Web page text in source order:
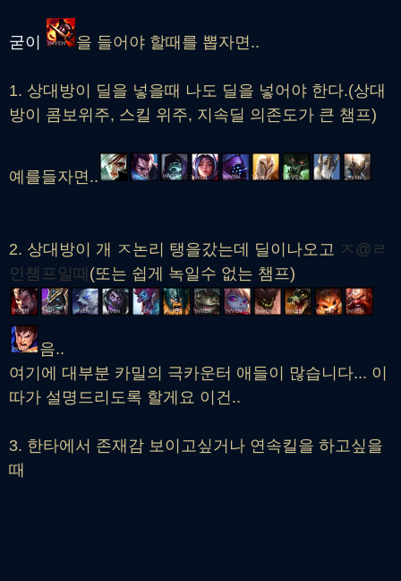
굳이 을 들어야 할때를 뽑자면..
1. 상대방이 딜을 넣을때 나도 딜을 넣어야 한다.(상대
방이 콤보위주, 스킬 위주, 지속딜 의존도가 큰 챔프)
예를들자면..
2. 상대방이 개 ㅈ논리 탱을갔는데 딜이나오고 ㅈ@ㄹ
인챔프일때 (또는 쉽게 녹일수 없는 챔프)
음..
여기에 대부분 카밀의 극카운터 애들이 많습니다... 이
따가 설명드리도록 할게요 이건..
3. 한타에서 존재감 보이고싶거나 연속킬을 하고싶을
때